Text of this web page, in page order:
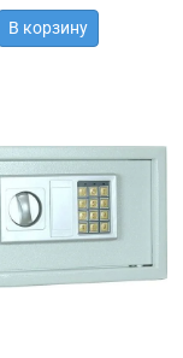
В корзину